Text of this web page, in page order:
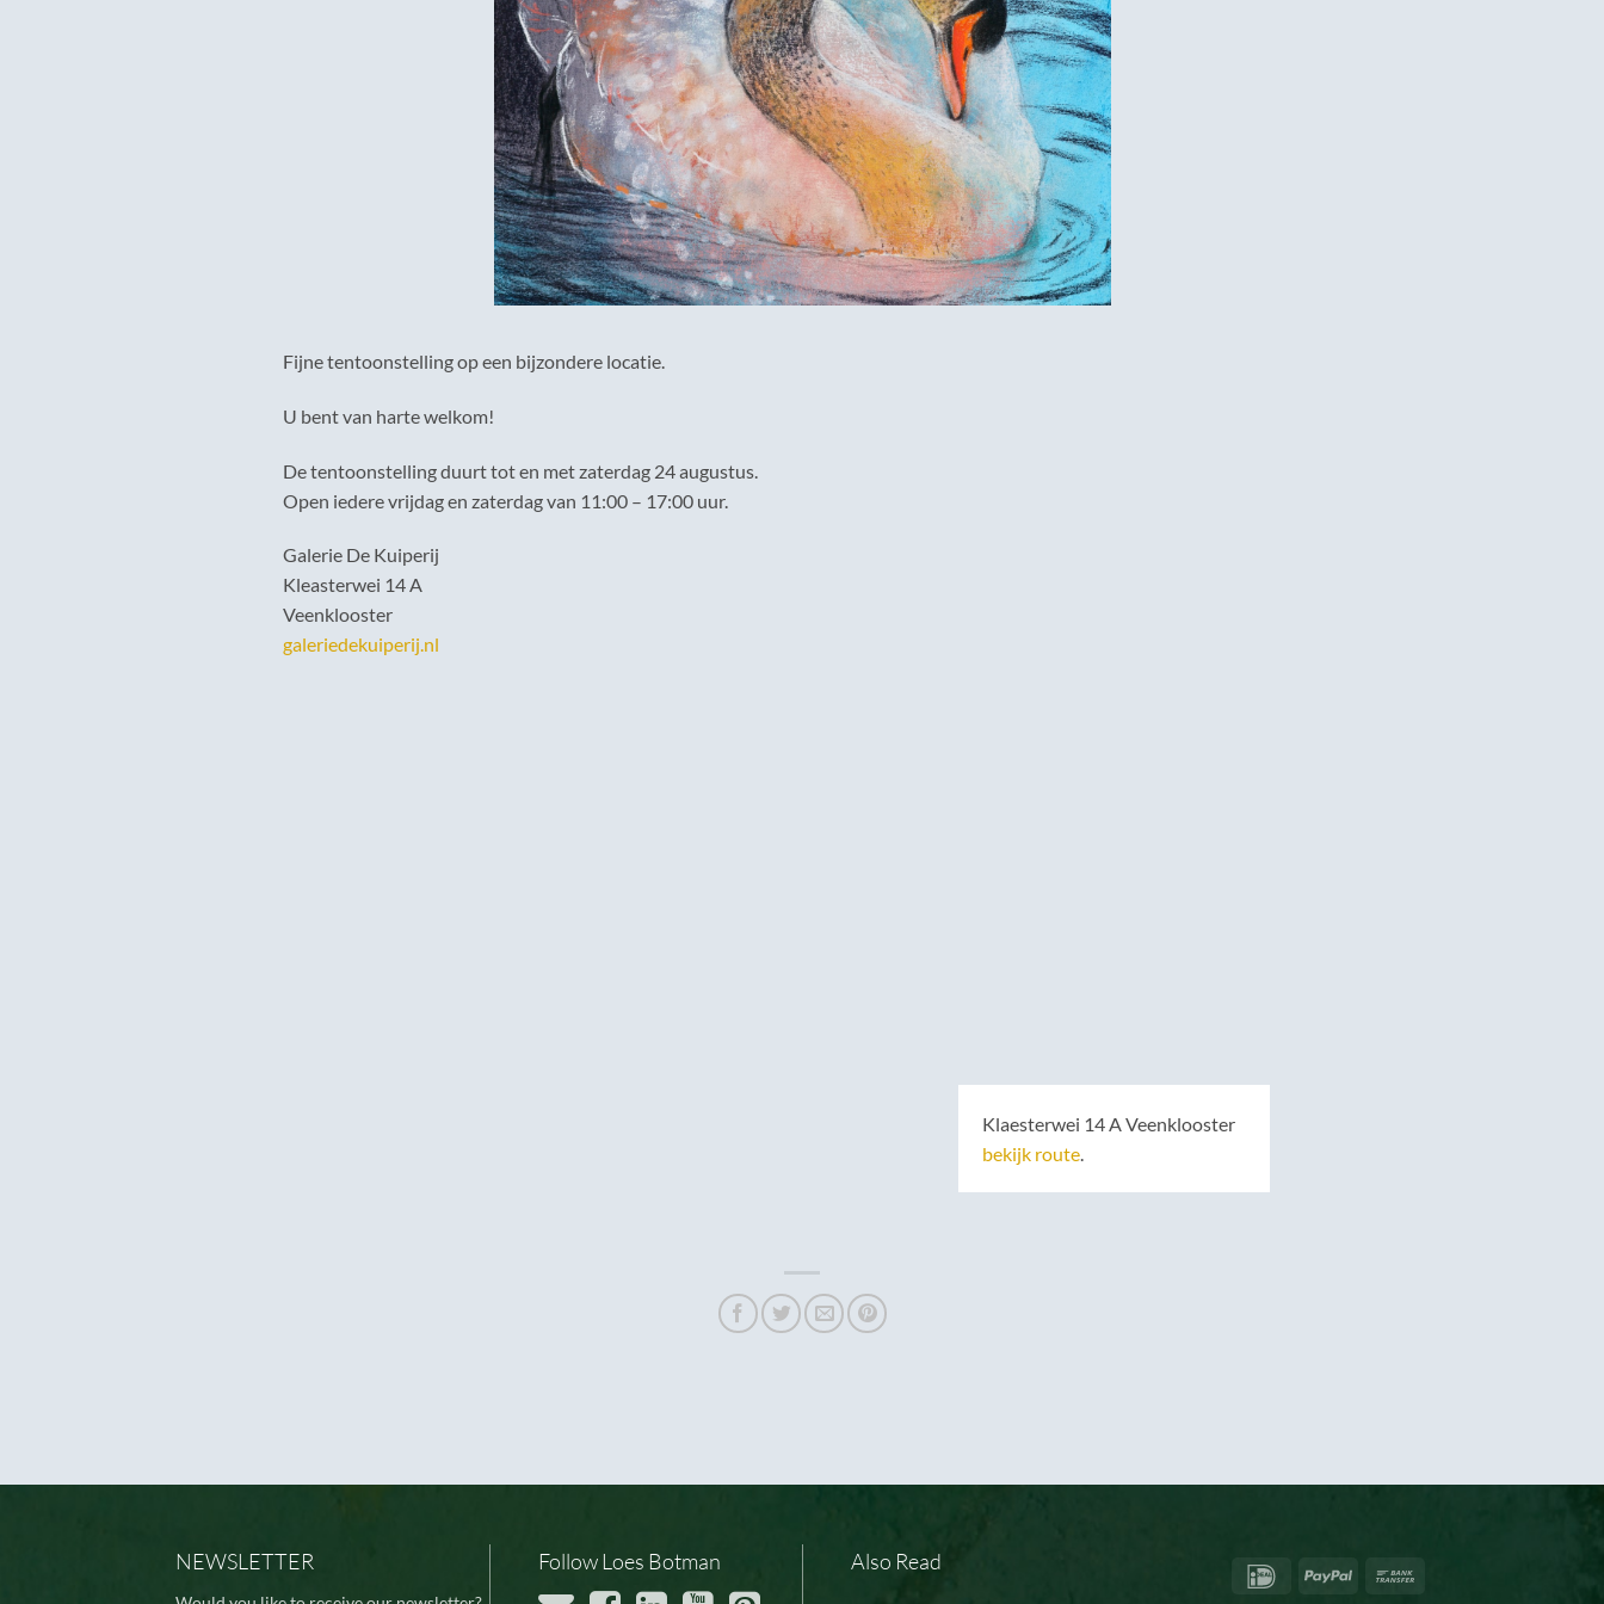
Fijne tentoonstelling op een bijzondere locatie.
U bent van harte welkom!
De tentoonstelling duurt tot en met zaterdag 24 augustus.
Open iedere vrijdag en zaterdag van 11:00 – 17:00 uur.
Galerie De Kuiperij
Kleasterwei 14 A
Veenklooster
galeriedekuiperij.nl
Klaesterwei 14 A Veenklooster
bekijk route.
NEWSLETTER Follow Loes Botman Also Read IDeal PayPal